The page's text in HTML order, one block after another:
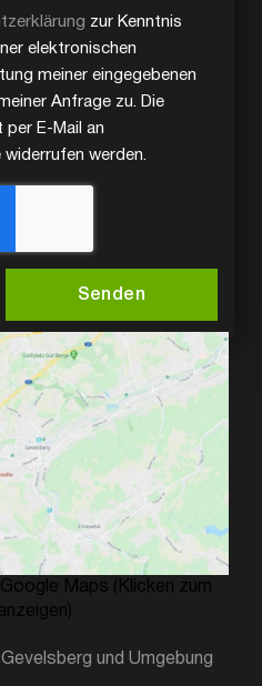
zur Kenntnis
elektronischen
meiner eingegebenen
Anfrage zu. Die
per E-Mail an
werden.
Senden
Maps (Klicken zum
und Umgebung